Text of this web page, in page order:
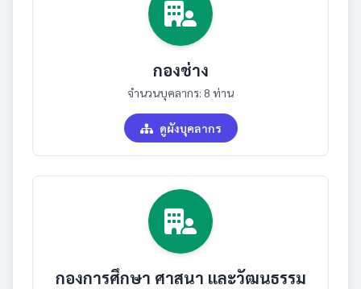
กองช่าง
จำนวนบุคลากร: 8 ท่าน
ดูผังบุคลากร
กองการศึกษา ศาสนา และวัฒนธรรม